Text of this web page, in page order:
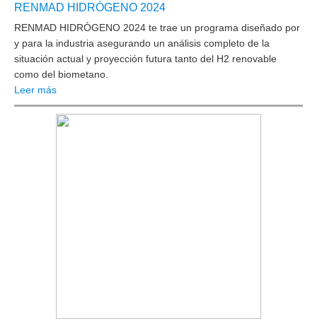
RENMAD HIDRÓGENO 2024
RENMAD HIDRÓGENO 2024 te trae un programa diseñado por
y para la industria asegurando un análisis completo de la
situación actual y proyección futura tanto del H2 renovable
como del biometano.
Leer más